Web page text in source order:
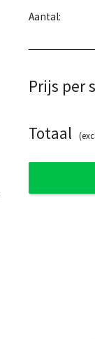
Aantal:
Prijs per
Totaal